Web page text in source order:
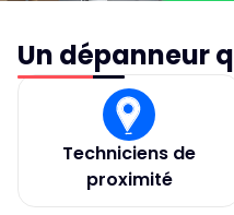
Un dépanneur
Techniciens de
proximité